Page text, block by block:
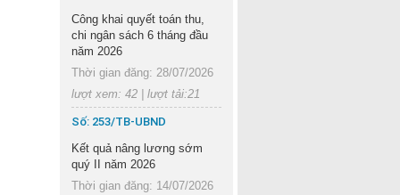
Công khai quyết toán thu,
chi ngân sách 6 tháng đầu
năm 2026
Thời gian đăng: 28/07/2026
lượt xem: 42 | lượt tải:21
Số: 253/TB-UBND
Kết quả nâng lương sớm
quý II năm 2026
Thời gian đăng: 14/07/2026